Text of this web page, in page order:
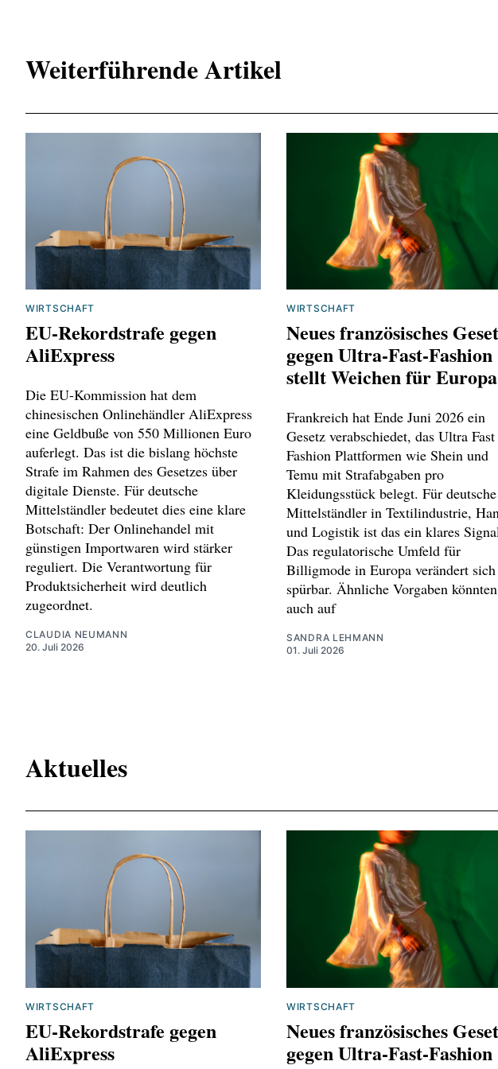
Weiterführende Artikel
WIRTSCHAFT
EU-Rekordstrafe gegen
AliExpress
Die EU-Kommission hat dem
chinesischen Onlinehändler AliExpress
eine Geldbuße von 550 Millionen Euro
auferlegt. Das ist die bislang höchste
Strafe im Rahmen des Gesetzes über
digitale Dienste. Für deutsche
Mittelständler bedeutet dies eine klare
Botschaft: Der Onlinehandel mit
günstigen Importwaren wird stärker
reguliert. Die Verantwortung für
Produktsicherheit wird deutlich
zugeordnet.
CLAUDIA NEUMANN
20. Juli 2026
WIRTSCHAFT
Neues französisches
gegen Ultra-Fast-Fashion
stellt Weichen für Europa
Frankreich hat Ende Juni 2026 ein
Gesetz verabschiedet, das Ultra Fast
Fashion Plattformen wie Shein und
Temu mit Strafabgaben pro
Kleidungsstück belegt. Für deutsche
Mittelständler in Textilindustrie,
und Logistik ist das ein klares
Das regulatorische Umfeld für
Billigmode in Europa verändert sich
spürbar. Ähnliche Vorgaben könnten
auch auf
SANDRA LEHMANN
01. Juli 2026
Aktuelles
WIRTSCHAFT
EU-Rekordstrafe gegen
AliExpress
WIRTSCHAFT
Neues französisches
gegen Ultra-Fast-Fashion